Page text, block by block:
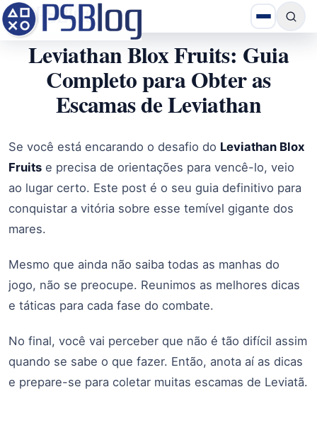
Leviathan Blox Fruits: Guia
Completo para Obter as
Escamas de Leviathan
Se você está encarando o desafio do Leviathan Blox
Fruits e precisa de orientações para vencê-lo, veio
ao lugar certo. Este post é o seu guia definitivo para
conquistar a vitória sobre esse temível gigante dos
mares.
Mesmo que ainda não saiba todas as manhas do
jogo, não se preocupe. Reunimos as melhores dicas
e táticas para cada fase do combate.
No final, você vai perceber que não é tão difícil assim
quando se sabe o que fazer. Então, anota aí as dicas
e prepare-se para coletar muitas escamas de Leviatã.